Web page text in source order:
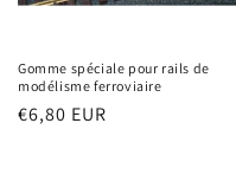
Gomme spéciale pour rails de
modélisme ferroviaire
Prix
€6,80 EUR